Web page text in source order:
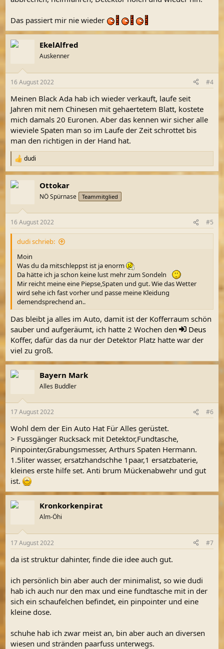
Das passiert mir nie wieder
EkelAlfred
Auskenner
16 August 2022 #4
Meinen Black Ada hab ich wieder verkauft, laufe seit
Jahren mit nem Chinesen mit gehaertetem Blatt, kostete
mich damals 20 Euronen. Aber das kennen wir sicher alle
wieviele Spaten man so im Laufe der Zeit schrottet bis
man den richtigen in der Hand hat.
R
e
a
k
e
n
dudi
Ottokar
NÖ Spürnase Teammitglied
16 August 2022 #5
dudi schrieb:
Moin
Was du da mitschleppst ist ja enorm
Da hätte ich ja schon keine lust mehr zum Sondeln
Mir reicht meine eine Piepse,Spaten und gut. Wie das Wetter
wird sehe ich fast vorher und passe meine Kleidung
demendsprechend an..
Das bleibt ja alles im Auto, damit ist der Kofferraum schön
sauber und aufgeräumt, ich hatte 2 Wochen den
Deus
Koffer, dafür das da nur der Detektor Platz hatte war der
viel zu groß.
Bayern Mark
Alles Buddler
17 August 2022 #6
Wohl dem der Ein Auto Hat Für Alles gerüstet.
> Fussgänger Rucksack mit Detektor,Fundtasche,
Pinpointer,Grabungsmesser, Arthurs Spaten Hermann.
1.5liter wasser, ersatzhandschhe 1paar,1 ersatzbaterie,
kleines erste hilfe set. Anti brum Mückenabwehr und gut
ist.
Kronkorkenpirat
Alm-Öhi
17 August 2022 #7
da ist struktur dahinter, finde die idee auch gut.
ich persönlich bin aber auch der minimalist, so wie dudi
hab ich auch nur den max und eine fundtasche mit in der
sich ein schaufelchen befindet, ein pinpointer und eine
kleine dose.
schuhe hab ich zwar meist an, bin aber auch an diversen
wiesen und stränden paarfuss unterwegs.